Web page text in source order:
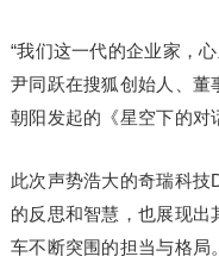
“我们这一代的企业家，
尹同跃在搜狐创始人、董
朝阳发起的《星空下的对
此次声势浩大的奇瑞科
的反思和智慧，也展现
车不断突围的担当与格局